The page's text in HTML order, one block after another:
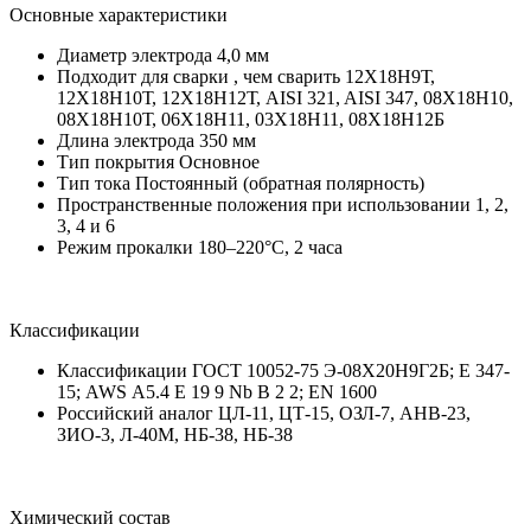
Основные характеристики
Диаметр электрода 4,0 мм
Подходит для сварки , чем сварить 12Х18Н9Т,
12Х18Н10Т, 12Х18Н12Т, AISI 321, AISI 347, 08Х18Н10,
08Х18Н10Т, 06Х18Н11, 03Х18Н11, 08Х18Н12Б
Длина электрода 350 мм
Тип покрытия Основное
Тип тока Постоянный (обратная полярность)
Пространственные положения при использовании 1, 2,
3, 4 и 6
Режим прокалки 180–220°C, 2 часа
Классификации
Классификации ГОСТ 10052-75 Э-08Х20Н9Г2Б; Е 347-
15; AWS А5.4 Е 19 9 Nb B 2 2; EN 1600
Российский аналог ЦЛ-11, ЦТ-15, ОЗЛ-7, АНВ-23,
ЗИО-3, Л-40М, НБ-38, НБ-38
Химический состав